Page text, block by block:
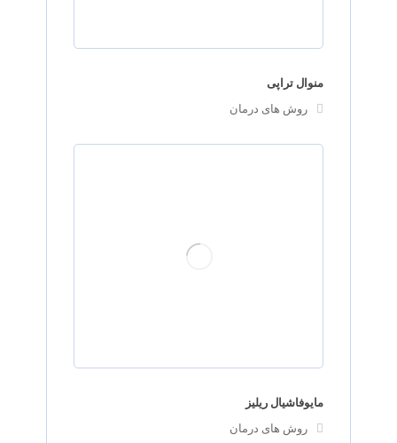
منوال تراپی
روش های درمان
مایوفاشیال ریلیز
روش های درمان